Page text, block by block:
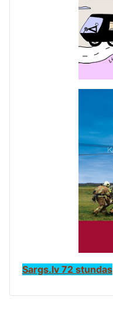
Sargs.lv 72 stundas